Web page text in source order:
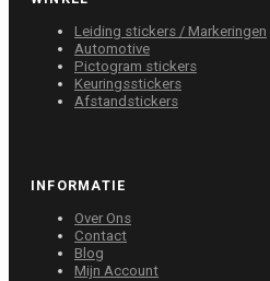
Leiding stickers / Markeringen
Automotive
Pictogram stickers
Keuringsstickers
Afstandstickers
INFORMATIE
Over Ons
Contact
Blog
Mijn Account